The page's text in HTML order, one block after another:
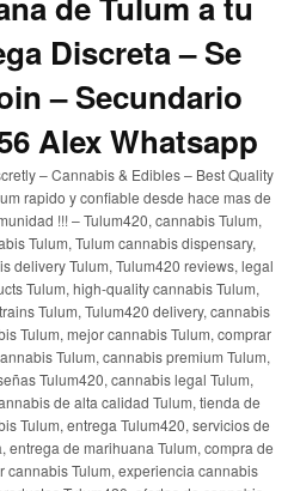
Discreta – Se
– Secundario
Alex Whatsapp
– Cannabis & Edibles – Best Quality
rapido y confiable desde hace mas de
!!! – Tulum420, cannabis Tulum,
Tulum, Tulum cannabis dispensary,
delivery Tulum, Tulum420 reviews, legal
Tulum, high-quality cannabis Tulum,
Tulum, Tulum420 delivery, cannabis
Tulum, mejor cannabis Tulum, comprar
Tulum, cannabis premium Tulum,
Tulum420, cannabis legal Tulum,
de alta calidad Tulum, tienda de
Tulum, entrega Tulum420, servicios de
entrega de marihuana Tulum, compra de
cannabis Tulum, experiencia cannabis